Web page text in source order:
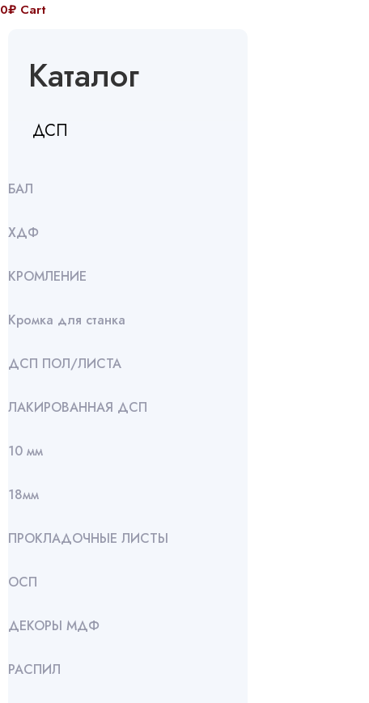
0₽ Cart
Каталог
ДСП
БАЛ
ХДФ
КРОМЛЕНИЕ
Кромка для станка
ДСП ПОЛ/ЛИСТА
ЛАКИРОВАННАЯ ДСП
10 мм
18мм
ПРОКЛАДОЧНЫЕ ЛИСТЫ
ОСП
ДЕКОРЫ МДФ
РАСПИЛ